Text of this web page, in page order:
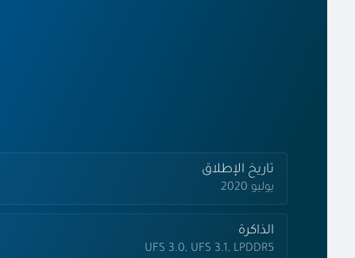
تاريخ الإطلاق
يوليو 2020
الذاكرة
UFS 3.0, UFS 3.1, LPDDR5